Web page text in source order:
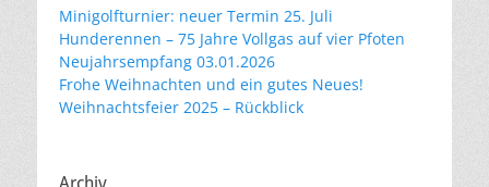
Minigolfturnier: neuer Termin 25. Juli
Hunderennen – 75 Jahre Vollgas auf vier Pfoten
Neujahrsempfang 03.01.2026
Frohe Weihnachten und ein gutes Neues!
Weihnachtsfeier 2025 – Rückblick